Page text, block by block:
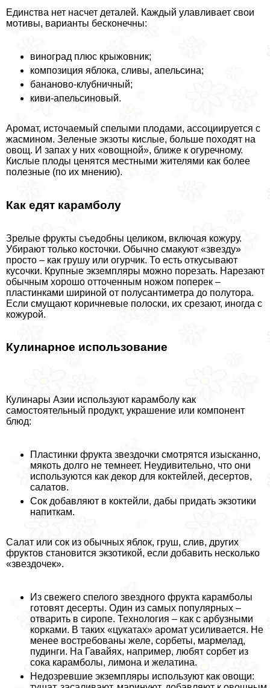
Единства нет насчет деталей. Каждый улавливает свои
мотивы, варианты бесконечны:
виноград плюс крыжовник;
композиция яблока, сливы, апельсина;
бананово-клубничный;
киви-апельсиновый.
Аромат, источаемый спелыми плодами, ассоциируется с
жасмином. Зеленые экзоты кислые, больше походят на
овощ. И запах у них «овощной», ближе к огуречному.
Кислые плоды ценятся местными жителями как более
полезные (по их мнению).
Как едят карамболу
Зрелые фрукты съедобны целиком, включая кожуру.
Убирают только косточки. Обычно смакуют «звезду»
просто – как грушу или огурчик. То есть откусывают
кусочки. Крупные экземпляры можно порезать. Нарезают
обычным хорошо отточенным ножом поперек –
пластинками шириной от полусантиметра до полутора.
Если смущают коричневые полоски, их срезают, иногда с
кожурой.
Кулинарное использование
Кулинары Азии используют карамболу как
самостоятельный продукт, украшение или компонент
блюд:
Пластинки фрукта звездочки смотрятся изысканно,
мякоть долго не темнеет. Неудивительно, что они
используются как декор для коктейлей, десертов,
салатов.
Сок добавляют в коктейли, дабы придать экзотики
напиткам.
Салат или сок из обычных яблок, груш, слив, других
фруктов становится экзотикой, если добавить несколько
«звездочек».
Из свежего спелого звездного фрукта карамболы
готовят десерты. Один из самых популярных –
отварить в сиропе. Технология – как с арбузными
корками. В таких «цукатах» аромат усиливается. Не
менее востребованы желе, сорбеты, мармелад,
пудинги. На Гавайях, например, любят сорбет из
сока карамболы, лимона и желатина.
Недозревшие экземпляры используют как овощи: